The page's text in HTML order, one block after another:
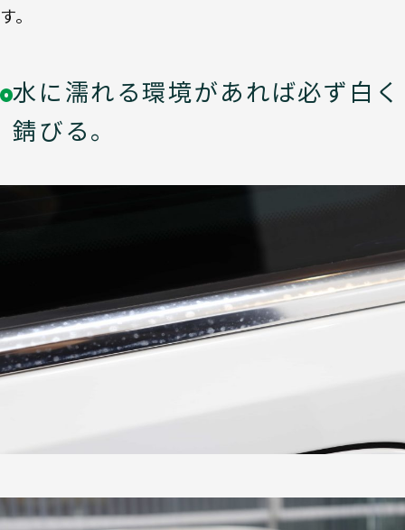
す。
水に濡れる環境があれば必ず白く
錆びる。